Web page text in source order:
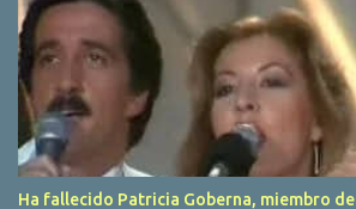
traves de las redes sociales. Nacido en Tolosa
epoca universitaria en la carrera de
estudiante de medicina Luis Villar,
juntos,Santos a la guitarra y Villar al piano,
salto al mercado profesional. Sin embargo
propia Amaia Saizar, que tras su abandono
recibió por parte de la discografica Hispavox
Ha fallecido Patricia Goberna, miembro